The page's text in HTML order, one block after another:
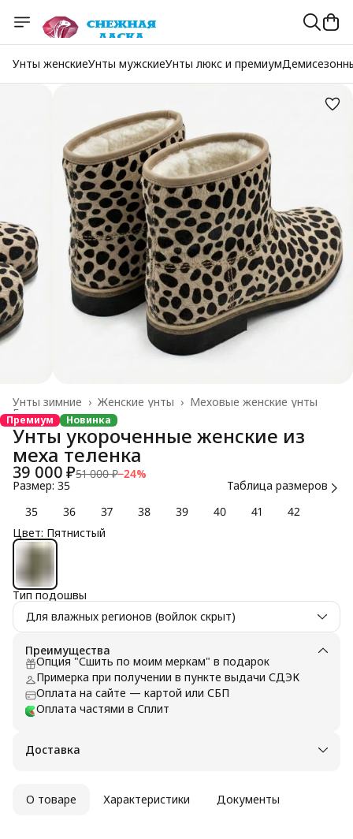
Унты женскиеУнты мужскиеУнты люкс и премиум
Меховые женские унты
Женские унты ›
Унты зимние ›
Главная ›
Премиум Новинка
Унты укороченные женские из
меха теленка
39 000 ₽51 000 ₽−24%
Размер: 35
Таблица размеров
35
36 37 38 39 40 41
42
Цвет: Пятнистый
Тип подошвы
Для влажных регионов (войлок скрыт)
Преимущества
Опция "Сшить по моим меркам" в подарок
Примерка при получении в пункте выдачи СДЭК
Оплата на сайте — картой или СБП
Оплата частями в Сплит
Доставка
О товаре Характеристики Документы